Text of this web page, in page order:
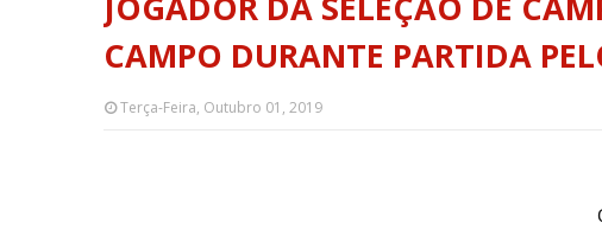
CAMPO DURANTE PARTIDA
Terça-Feira, Outubro 01, 2019